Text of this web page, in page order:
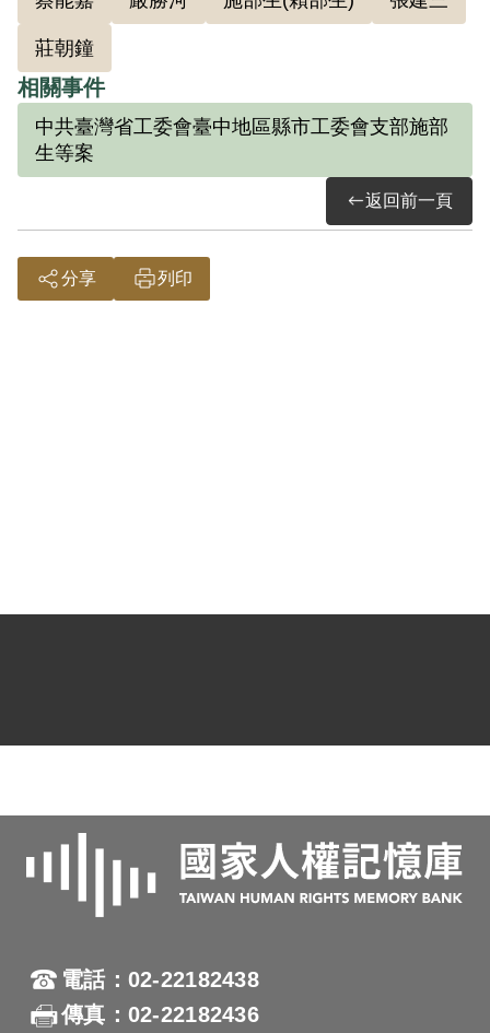
莊朝鐘
相關事件
中共臺灣省工委會臺中地區縣市工委會支部施部
生等案
返回前一頁
分享 列印
電話：02-22182438
傳真：02-22182436